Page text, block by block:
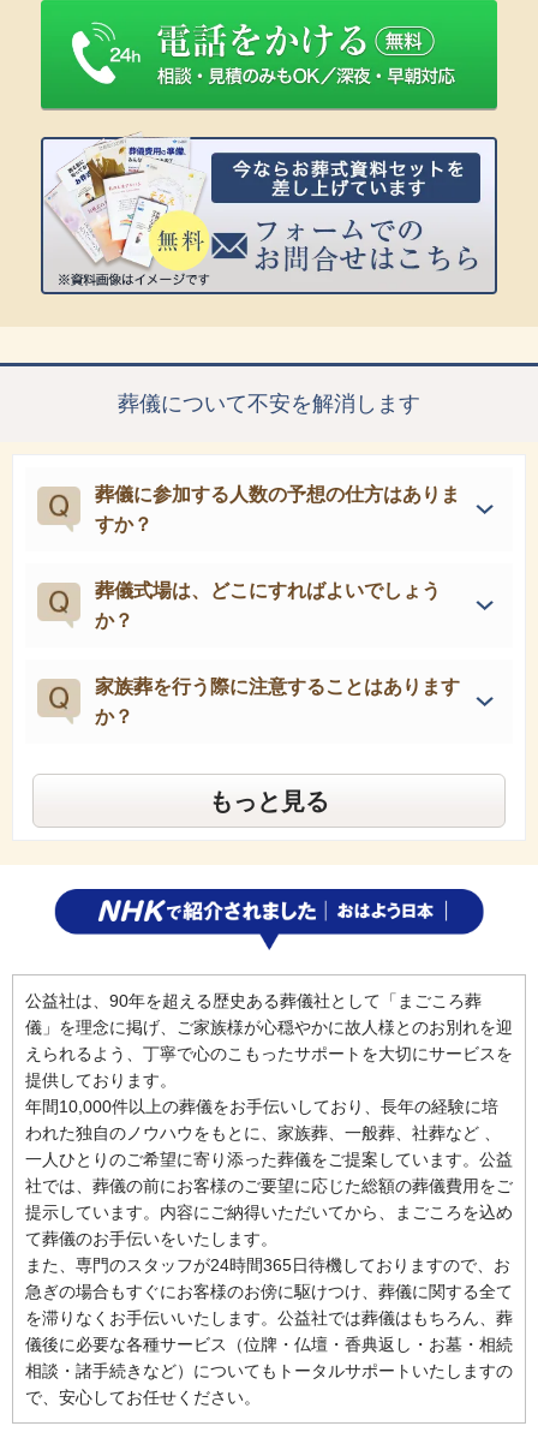
葬儀について不安を解消します
葬儀に参加する人数の予想の仕方はありま
すか？
葬儀式場は、どこにすればよいでしょう
か？
家族葬を行う際に注意することはあります
か？
もっと見る
公益社は、90年を超える歴史ある葬儀社として「まごころ葬
儀」を理念に掲げ、ご家族様が心穏やかに故人様とのお別れを迎
えられるよう、丁寧で心のこもったサポートを大切にサービスを
提供しております。
年間10,000件以上の葬儀をお手伝いしており、長年の経験に培
われた独自のノウハウをもとに、家族葬、一般葬、社葬など 、
一人ひとりのご希望に寄り添った葬儀をご提案しています。公益
社では、葬儀の前にお客様のご要望に応じた総額の葬儀費用をご
提示しています。内容にご納得いただいてから、まごころを込め
て葬儀のお手伝いをいたします。
また、専門のスタッフが24時間365日待機しておりますので、お
急ぎの場合もすぐにお客様のお傍に駆けつけ、葬儀に関する全て
を滞りなくお手伝いいたします。公益社では葬儀はもちろん、葬
儀後に必要な各種サービス（位牌・仏壇・香典返し・お墓・相続
相談・諸手続きなど）についてもトータルサポートいたしますの
で、安心してお任せください。